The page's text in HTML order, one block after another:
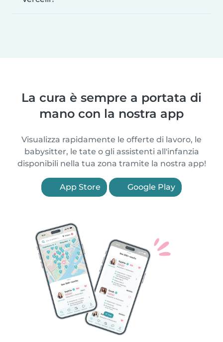
La cura è sempre a portata di
mano con la nostra app
Visualizza rapidamente le offerte di lavoro, le
babysitter, le tate o gli assistenti all'infanzia
disponibili nella tua zona tramite la nostra app!
App Store Google Play